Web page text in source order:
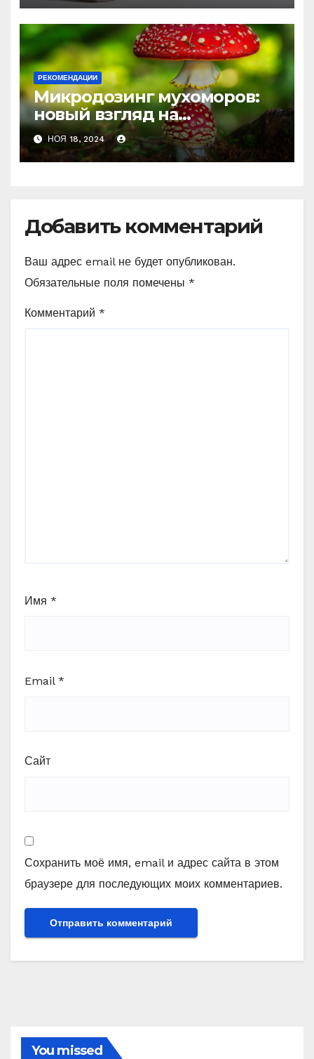
истощения
РЕКОМЕНДАЦИИ
Микродозинг мухоморов:
новый взгляд на
психоделику
НОЯ 18, 2024
Добавить комментарий
Ваш адрес email не будет опубликован.
Обязательные поля помечены *
Комментарий *
Имя *
Email *
Сайт
Сохранить моё имя, email и адрес сайта в этом
браузере для последующих моих комментариев.
You missed